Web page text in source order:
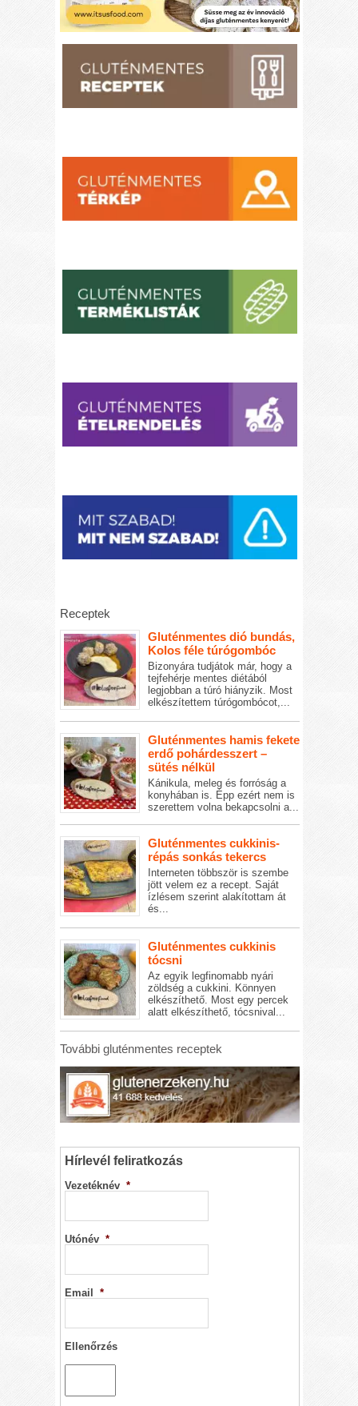
Receptek
Gluténmentes dió bundás,
Kolos féle túrógombóc
Bizonyára tudjátok már, hogy a
tejfehérje mentes diétából
legjobban a túró hiányzik. Most
elkészítettem túrógombócot,...
Gluténmentes hamis fekete
erdő pohárdesszert –
sütés nélkül
Kánikula, meleg és forróság a
konyhában is. Épp ezért nem is
szerettem volna bekapcsolni a...
Gluténmentes cukkinis-
répás sonkás tekercs
Interneten többször is szembe
jött velem ez a recept. Saját
ízlésem szerint alakítottam át
és...
Gluténmentes cukkinis
tócsni
Az egyik legfinomabb nyári
zöldség a cukkini. Könnyen
elkészíthető. Most egy percek
alatt elkészíthető, tócsnival...
További gluténmentes receptek
Hírlevél feliratkozás
Vezetéknév *
Utónév *
Email *
Ellenőrzés